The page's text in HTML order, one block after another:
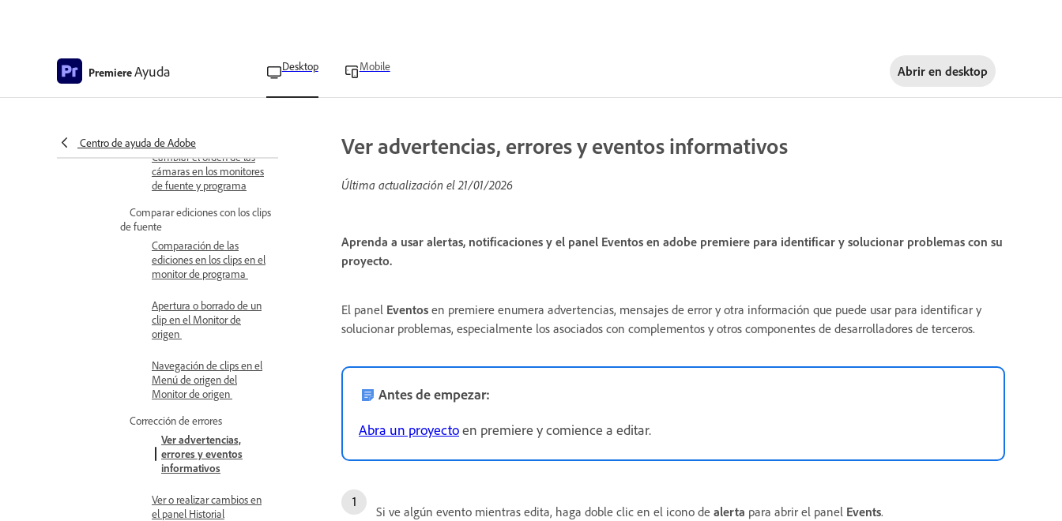
PremiereAyuda Desktop Mobile Abrir en desktop
Centro de ayuda de Adobe
sincronización
Administrar miniaturas de
Cambiar el orden de las
cámaras en los monitores
de fuente y programa
Comparar ediciones con los clips
de fuente
Comparación de las
ediciones en los clips en el
monitor de programa
Apertura o borrado de un
clip en el Monitor de
origen
Navegación de clips en el
Menú de origen del
Monitor de origen
Corrección de errores
Ver advertencias,
errores y eventos
informativos
Ver o realizar cambios en
el panel Historial
Ver advertencias, errores y eventos informativos
Última actualización el21/01/2026
Aprenda a usar alertas, notificaciones y el panel Eventos en adobe premiere para identificar y solucionar problemas con su
proyecto.
El panel Eventos en premiere enumera advertencias, mensajes de error y otra información que puede usar para identificar y
solucionar problemas, especialmente los asociados con complementos y otros componentes de desarrolladores de terceros.
Antes de empezar:
Abra un proyectoen premiere y comience a editar.
Si ve algún evento mientras edita, haga doble clic en el icono de alerta para abrir el panel Events.